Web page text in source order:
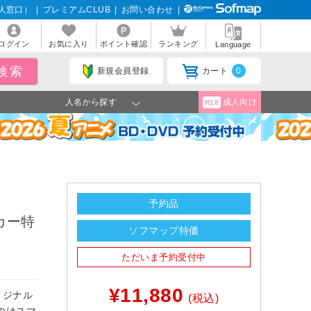
窓口） プレミアムCLUB お問い合わせ
グイン お気に入り ポイント確認 ランキング Language
新規会員登録 カート 0
人名から探す R18 成人向け
ー特
ジナル
予約品
ソフマップ特価
ただいま予約受付中
¥11,880 (税込)